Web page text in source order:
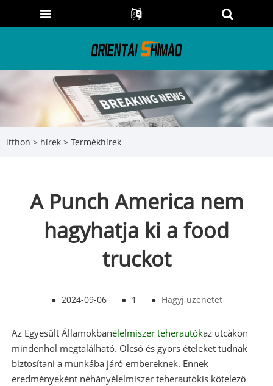
itthon > hírek > Termékhírek
A Punch America nem
hagyhatja ki a food
truckot
● 2024-09-06 ● 1 ● Hagyj üzenetet
Az Egyesült Államokbanélelmiszer teherautókaz utcákon
mindenhol megtalálható. Olcsó és gyors ételeket tudnak
biztosítani a munkába járó embereknek. Ennek
eredményeként néhányélelmiszer teherautókis kötelező